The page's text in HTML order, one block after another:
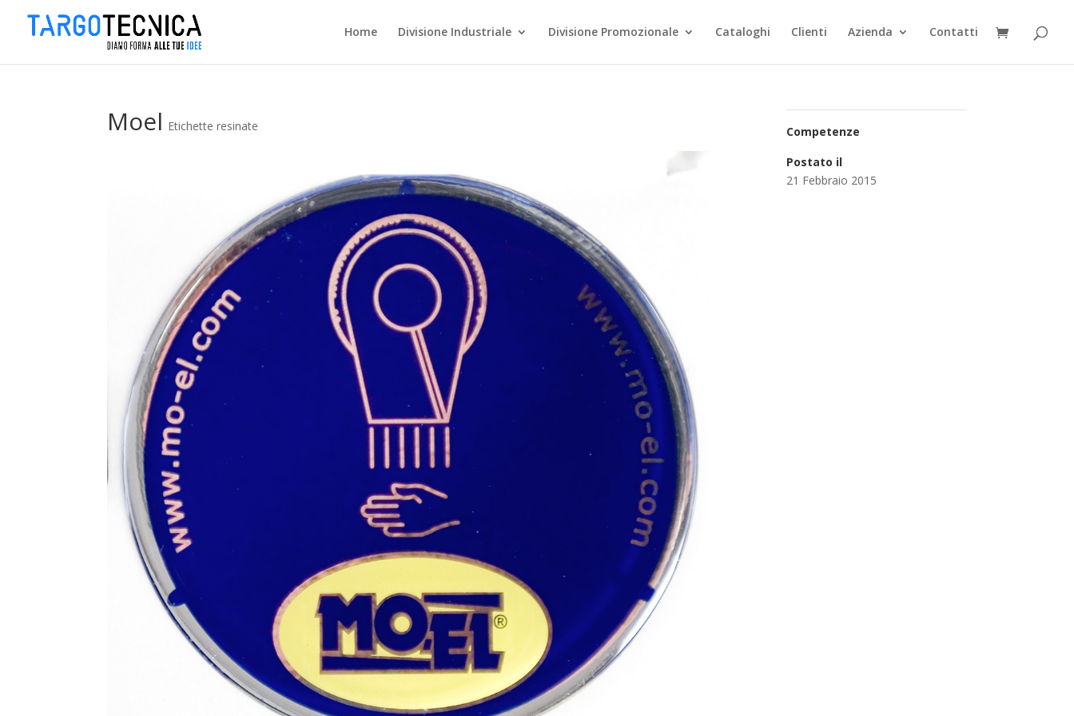
Home Divisione Industriale Divisione Promozionale Cataloghi Clienti Azienda Contatti
Moel Etichette resinate
Competenze
Postato il
21 Febbraio 2015